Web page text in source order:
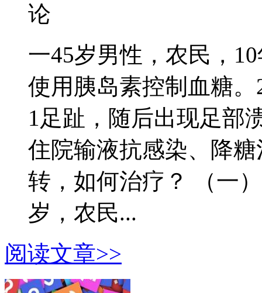
论
一45岁男性，农民，
使用胰岛素控制血糖
1足趾，随后出现足部
住院输液抗感染、降
转，如何治疗？ （一
岁，农民...
阅读文章>>